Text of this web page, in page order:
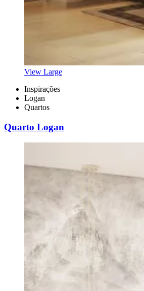
View Large
Inspirações
Logan
Quartos
Quarto Logan